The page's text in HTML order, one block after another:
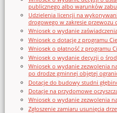
publicznego albo warunków
Udzielenia licencji na
drogowego w zakresie przewozu
Wniosek o wydanie
Wniosek o dotację z programu
Wniosek o płatność z programu
Wniosek o wydanie decyzji o
Wniosek o wydanie zezwolenia
po drodze gminnej objętej
Dotacje do budowy studni
Dotacje na przydomowe
Wniosek o wydanie zezwolenia
Zgłoszenie zamiaru usunięcia